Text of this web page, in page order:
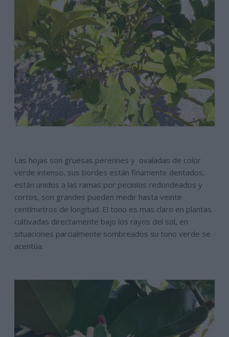
Las hojas son gruesas perennes y ovaladas de color
verde intenso, sus bordes están finamente dentados,
están unidos a las ramas por peciolos redondeados y
cortos, son grandes pueden medir hasta veinte
centímetros de longitud. El tono es mas claro en plantas
cultivadas directamente bajo los rayos del sol, en
situaciones parcialmente sombreados su tono verde se
acentúa.